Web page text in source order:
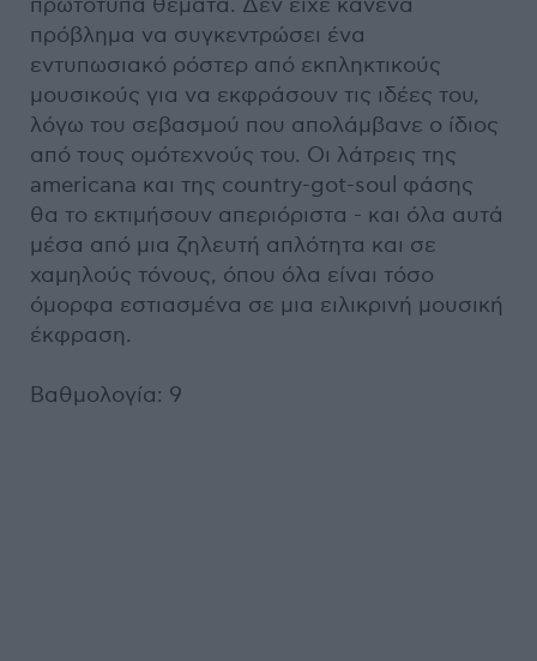
πρωτότυπα θέματα. Δεν είχε κανένα
πρόβλημα να συγκεντρώσει ένα
εντυπωσιακό ρόστερ από εκπληκτικούς
μουσικούς για να εκφράσουν τις ιδέες του,
λόγω του σεβασμού που απολάμβανε ο ίδιος
από τους ομότεχνούς του. Οι λάτρεις της
americana και της country-got-soul φάσης
θα το εκτιμήσουν απεριόριστα - και όλα αυτά
μέσα από μια ζηλευτή απλότητα και σε
χαμηλούς τόνους, όπου όλα είναι τόσο
όμορφα εστιασμένα σε μια ειλικρινή μουσική
έκφραση.
Βαθμολογία: 9